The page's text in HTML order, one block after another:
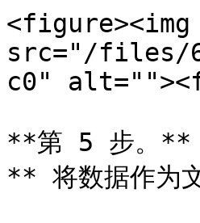
<figure><img
src="/files/
c0"
**第 5 步。**
** 将数据作为